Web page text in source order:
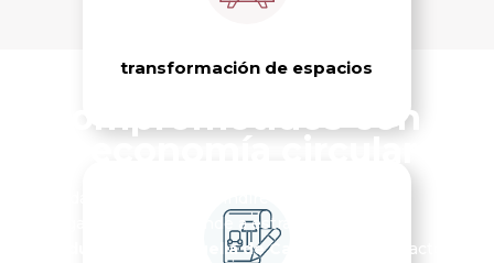
transformación de espacios
comprometidos con
organización responde a estrategias de
reducción de la Huella de Carbono
y el impacto